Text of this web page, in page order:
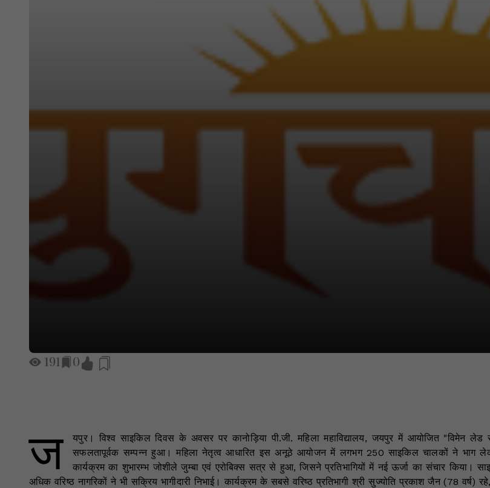
191 0
ज
यपुर। विश्व साइकिल दिवस के अवसर पर कानोड़िया पी.जी. महिला महाविद्यालय, जयपुर में आयोजित "विमेन
सफलतापूर्वक सम्पन्न हुआ। महिला नेतृत्व आधारित इस अनूठे आयोजन में लगभग 250 साइकिल चालकों ने भाग
कार्यक्रम का शुभारम्भ जोशीले जुम्बा एवं एरोबिक्स सत्र से हुआ, जिसने प्रतिभागियों में नई ऊर्जा का संचार
अधिक वरिष्ठ नागरिकों ने भी सक्रिय भागीदारी निभाई। कार्यक्रम के सबसे वरिष्ठ प्रतिभागी श्री सुज्योति प्रकाश जैन (78